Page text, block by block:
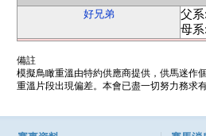
好兄弟
父
母
備註
模擬鳥瞰重溫由特約供應商提供，供馬迷作
重溫片段出現偏差。本會已盡一切努力務求